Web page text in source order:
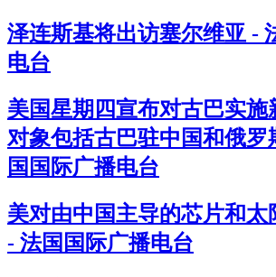
泽连斯基将出访塞尔维亚 -
电台
美国星期四宣布对古巴实施
对象包括古巴驻中国和俄罗
国国际广播电台
美对由中国主导的芯片和太
- 法国国际广播电台